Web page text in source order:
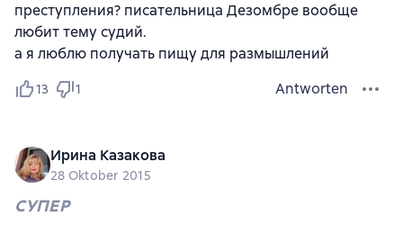
преступления? писательница Дезомбре вообще
любит тему судий.
а я люблю получать пищу для размышлений
13 1 Antworten
Ирина Казакова
28 Oktober 2015
СУПЕР